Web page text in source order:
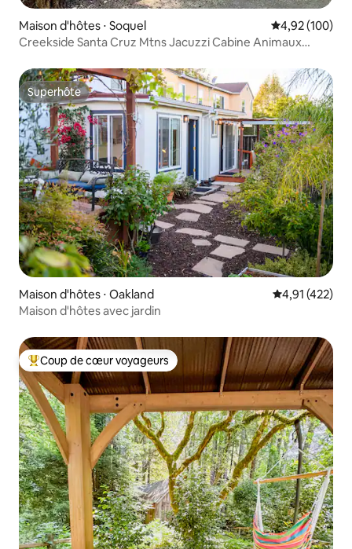
Maison d'hôtes ⋅ Soquel Évaluation
4,92 (100)
Creekside Santa Cruz Mtns Jacuzzi Cabine Animaux
Superhôte
Superhôte
Maison d'hôtes ⋅ Oakland Évaluation
4,91 (422)
Maison d'hôtes avec jardin
Coups de cœur voyageurs les plus appréciés
Coup de cœur voyageurs